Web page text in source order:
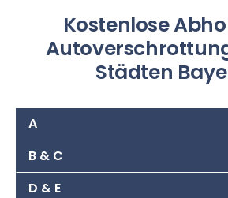
Kostenlose
Städten
A
B & C
D & E